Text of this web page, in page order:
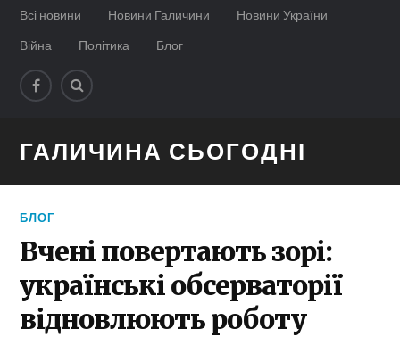
Всі новини Новини Галичини
Новини України
Війна
Політика Блог
ГАЛИЧИНА СЬОГОДНІ
БЛОГ
Вчені повертають зорі:
українські обсерваторії
відновлюють роботу